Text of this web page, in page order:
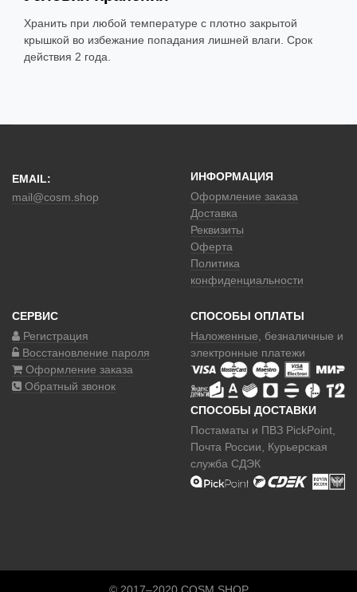
Хранить при любой температуре с плотно закрытой
крышкой во избежание попадания лишней влаги. Срок
действия 2 года.
EMAIL:
mail@cosm.shop
ИНФОРМАЦИЯ
Оформление заказа
Доставка
Реквизиты
Оферта
Политика
конфиденциальности
СЕРВИС
Регистрация
Восстановление пароля
Оформление заказа
Обратный звонок
СПОСОБЫ ОПЛАТЫ
Наложенные , безналичные и
электронные платежи
СПОСОБЫ ДОСТАВКИ
Постаматы и ПВЗ PickPoint,
Почта России, Курьерская
служба СДЭК